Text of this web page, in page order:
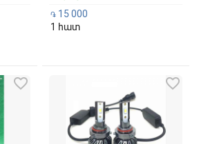
֏15 000
1 հատ
favorite_border favorite_border